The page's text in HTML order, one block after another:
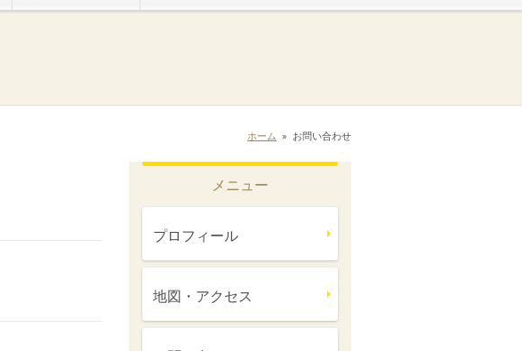
ホーム » お問い合わせ
メニュー
プロフィール
地図・アクセス